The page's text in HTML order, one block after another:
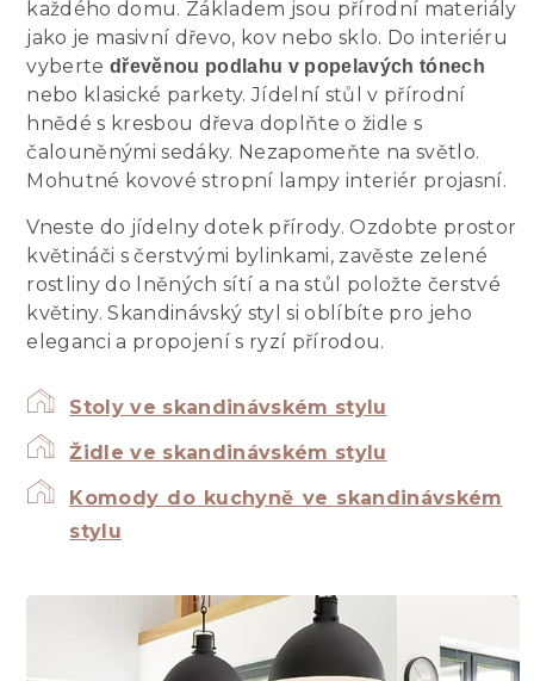
každého domu. Základem jsou přírodní materiály
jako je masivní dřevo, kov nebo sklo. Do interiéru
vyberte dřevěnou podlahu v popelavých tónech
nebo klasické parkety. Jídelní stůl v přírodní
hnědé s kresbou dřeva doplňte o židle s
čalouněnými sedáky. Nezapomeňte na světlo.
Mohutné kovové stropní lampy interiér projasní.
Vneste do jídelny dotek přírody. Ozdobte prostor
květináči s čerstvými bylinkami, zavěste zelené
rostliny do lněných sítí a na stůl položte čerstvé
květiny. Skandinávský styl si oblíbíte pro jeho
eleganci a propojení s ryzí přírodou.
Stoly ve skandinávském stylu
Židle ve skandinávském stylu
Komody do kuchyně ve skandinávském
stylu